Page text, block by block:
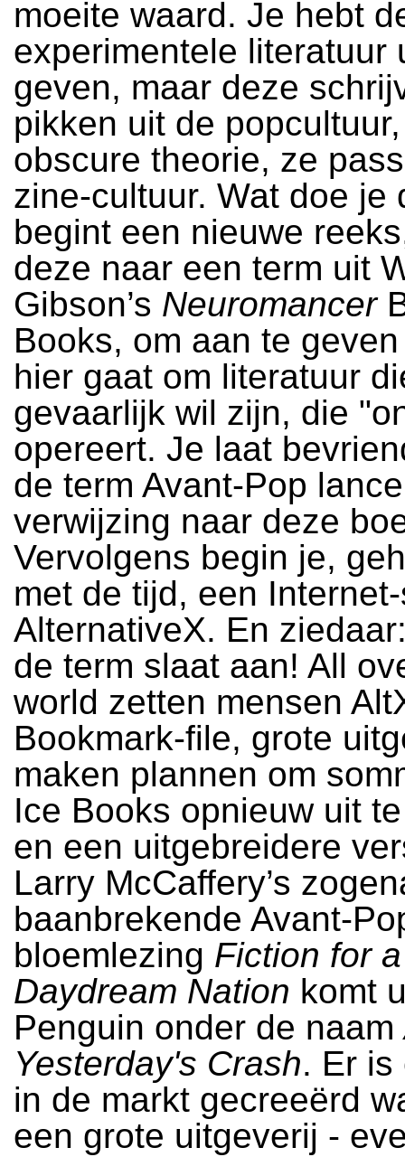
moeite waard. Je hebt
experimentele literatuur
geven, maar deze
pikken uit de
obscure theorie, ze
zine-cultuur. Wat doe je
begint een nieuwe
deze naar een term uit
Gibson’s Neuromancer
Books, om aan te
hier gaat om literatuur
gevaarlijk wil zijn, die
opereert. Je laat
de term Avant-Pop
verwijzing naar deze
Vervolgens begin je,
met de tijd, een
AlternativeX. En
de term slaat aan! All
world zetten mensen
Bookmark-file, grote
maken plannen om
Ice Books opnieuw uit
en een uitgebreidere
Larry McCaffery’s
baanbrekende Avant-
bloemlezing Fiction for a
Daydream Nation komt
Penguin onder de naam
Yesterday's Crash. Er is
in de markt gecreeërd
een grote uitgeverij -